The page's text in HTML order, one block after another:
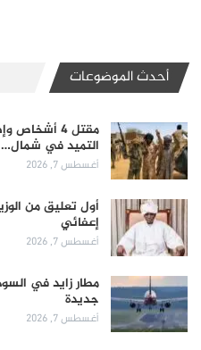
أحدث الموضوعات
مقتل 4
التميد في شمال…
أغسطس 7, 2026
أول تعليق من
إعفائي
أغسطس 7, 2026
مطار زايد في
جديدة
أغسطس 7, 2026